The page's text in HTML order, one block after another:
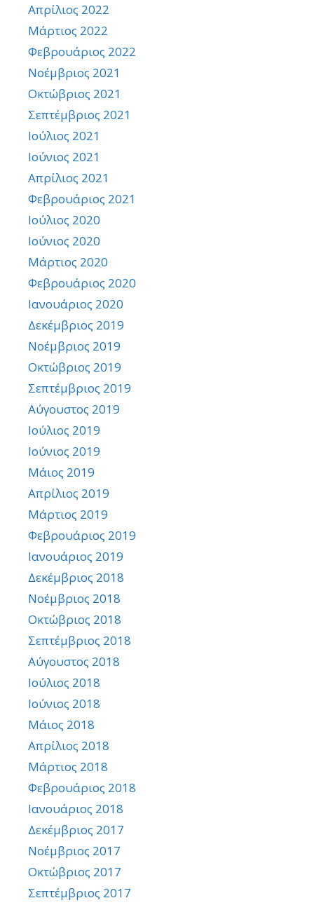
Απρίλιος 2022
Μάρτιος 2022
Φεβρουάριος 2022
Νοέμβριος 2021
Οκτώβριος 2021
Σεπτέμβριος 2021
Ιούλιος 2021
Ιούνιος 2021
Απρίλιος 2021
Φεβρουάριος 2021
Ιούλιος 2020
Ιούνιος 2020
Μάρτιος 2020
Φεβρουάριος 2020
Ιανουάριος 2020
Δεκέμβριος 2019
Νοέμβριος 2019
Οκτώβριος 2019
Σεπτέμβριος 2019
Αύγουστος 2019
Ιούλιος 2019
Ιούνιος 2019
Μάιος 2019
Απρίλιος 2019
Μάρτιος 2019
Φεβρουάριος 2019
Ιανουάριος 2019
Δεκέμβριος 2018
Νοέμβριος 2018
Οκτώβριος 2018
Σεπτέμβριος 2018
Αύγουστος 2018
Ιούλιος 2018
Ιούνιος 2018
Μάιος 2018
Απρίλιος 2018
Μάρτιος 2018
Φεβρουάριος 2018
Ιανουάριος 2018
Δεκέμβριος 2017
Νοέμβριος 2017
Οκτώβριος 2017
Σεπτέμβριος 2017